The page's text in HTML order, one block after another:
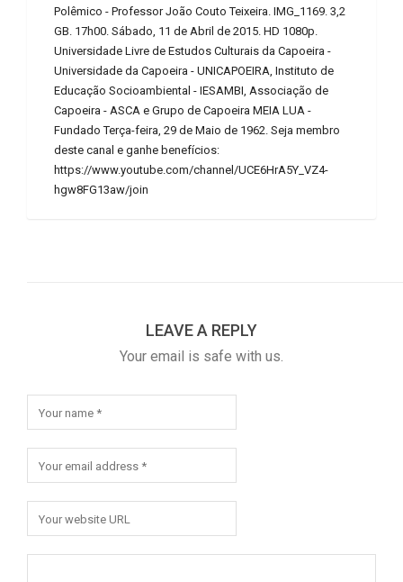
Polêmico - Professor João Couto Teixeira. IMG_1169. 3,2
GB. 17h00. Sábado, 11 de Abril de 2015. HD 1080p.
Universidade Livre de Estudos Culturais da Capoeira -
Universidade da Capoeira - UNICAPOEIRA, Instituto de
Educação Socioambiental - IESAMBI, Associação de
Capoeira - ASCA e Grupo de Capoeira MEIA LUA -
Fundado Terça-feira, 29 de Maio de 1962. Seja membro
deste canal e ganhe benefícios:
https://www.youtube.com/channel/UCE6HrA5Y_VZ4-
hgw8FG13aw/join
LEAVE A REPLY
Your email is safe with us.